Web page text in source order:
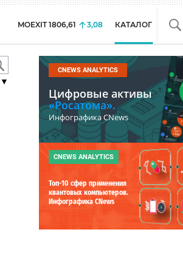
MOEXIT 1806,61 3,08 КАТАЛОГ
CNEWS ANALYTICS
Цифровые активы
«Росатома».
Инфографика CNews
CNEWS ANALYTICS
Топ-10 сфер применения
квантовых компьютеров.
Инфографика CNews